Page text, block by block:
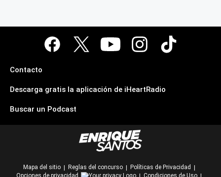
Contacto
Descarga gratis la aplicación de iHeartRadio
Buscar un Podcast
Mapa del sitio Reglas del concurso
Políticas de Privacidad
Opciones de privacidad
Condiciones de Uso